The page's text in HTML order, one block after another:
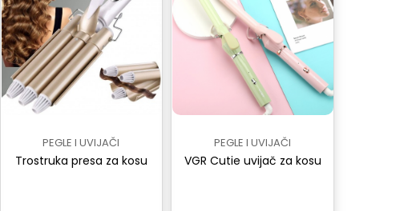
PEGLE I UVIJAČI
Trostruka presa za kosu
PEGLE I UVIJAČI
VGR Cutie uvijač za kosu